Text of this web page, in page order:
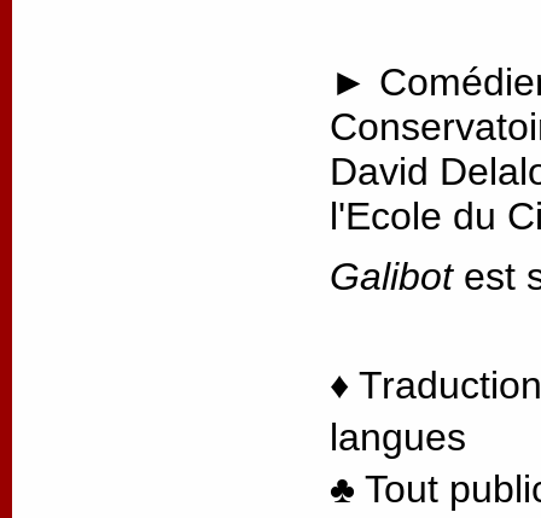
►
David
l'Ecole du
Galibotest
♦
langues
♣ Tout